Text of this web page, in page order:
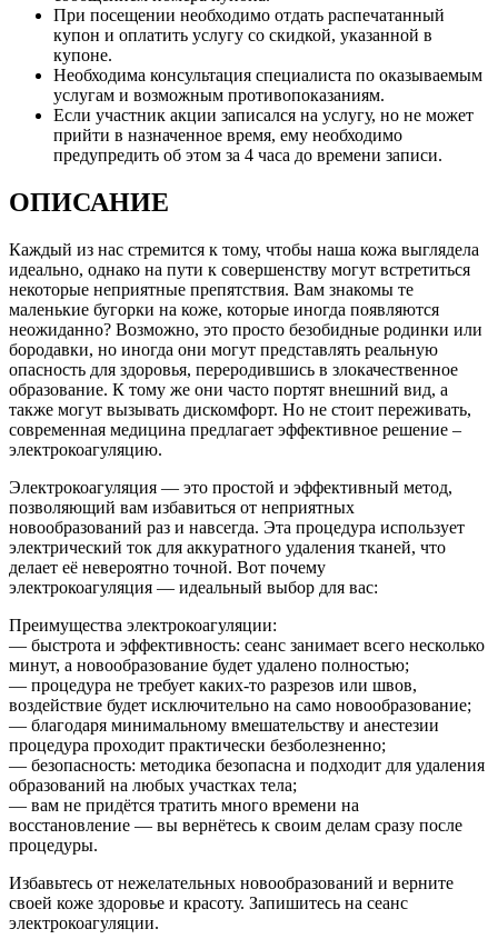
При посещении необходимо отдать распечатанный
купон и оплатить услугу со скидкой, указанной в
купоне.
Необходима консультация специалиста по оказываемым
услугам и возможным противопоказаниям.
Если участник акции записался на услугу, но не может
прийти в назначенное время, ему необходимо
предупредить об этом за 4 часа до времени записи.
ОПИСАНИЕ
Каждый из нас стремится к тому, чтобы наша кожа выглядела
идеально, однако на пути к совершенству могут встретиться
некоторые неприятные препятствия. Вам знакомы те
маленькие бугорки на коже, которые иногда появляются
неожиданно? Возможно, это просто безобидные родинки или
бородавки, но иногда они могут представлять реальную
опасность для здоровья, переродившись в злокачественное
образование. К тому же они часто портят внешний вид, а
также могут вызывать дискомфорт. Но не стоит переживать,
современная медицина предлагает эффективное решение –
электрокоагуляцию.
Электрокоагуляция — это простой и эффективный метод,
позволяющий вам избавиться от неприятных
новообразований раз и навсегда. Эта процедура использует
электрический ток для аккуратного удаления тканей, что
делает её невероятно точной. Вот почему
электрокоагуляция — идеальный выбор для вас:
Преимущества электрокоагуляции:
— быстрота и эффективность: сеанс занимает всего несколько
минут, а новообразование будет удалено полностью;
— процедура не требует каких-то разрезов или швов,
воздействие будет исключительно на само новообразование;
— благодаря минимальному вмешательству и анестезии
процедура проходит практически безболезненно;
— безопасность: методика безопасна и подходит для удаления
образований на любых участках тела;
— вам не придётся тратить много времени на
восстановление — вы вернётесь к своим делам сразу после
процедуры.
Избавьтесь от нежелательных новообразований и верните
своей коже здоровье и красоту. Запишитесь на сеанс
электрокоагуляции.